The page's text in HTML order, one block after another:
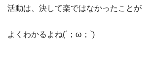
活動は、決して楽ではなかったことが
よくわかるよね(´；ω；`)